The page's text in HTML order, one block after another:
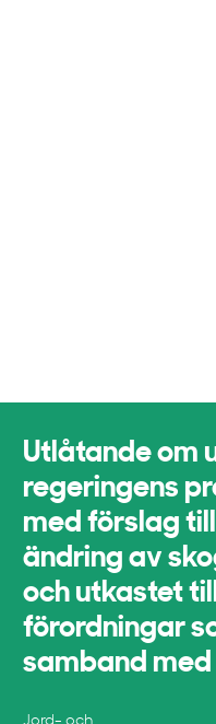
Utlåtande om
regeringens
med förslag
ändring av
och utkastet
förordningar
samband med